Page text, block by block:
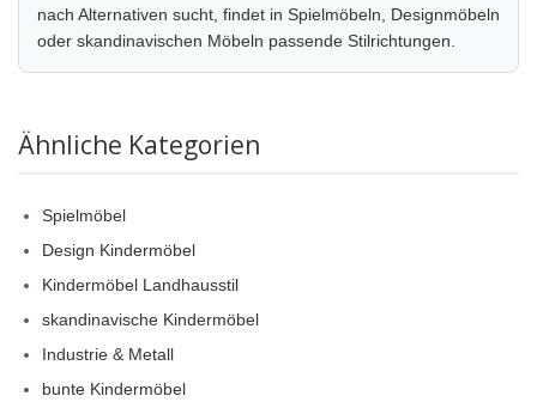
nach Alternativen sucht, findet in Spielmöbeln, Designmöbeln
oder skandinavischen Möbeln passende Stilrichtungen.
Ähnliche Kategorien
Spielmöbel
Design Kindermöbel
Kindermöbel Landhausstil
skandinavische Kindermöbel
Industrie & Metall
bunte Kindermöbel